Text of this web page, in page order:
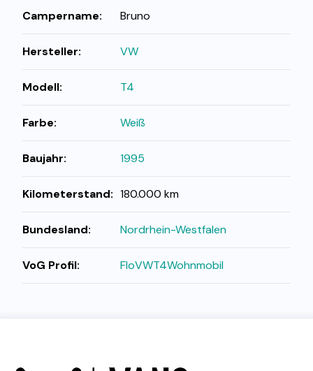
Campername: Bruno
Hersteller: VW
Modell: T4
Farbe: Weiß
Baujahr: 1995
Kilometerstand: 180.000 km
Bundesland: Nordrhein-Westfalen
VoG Profil: FloVWT4Wohnmobil